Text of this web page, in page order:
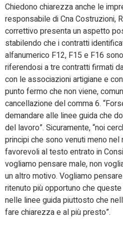
Chiedono chiarezza anche le
responsabile di Cna Costruzioni,
correttivo presenta un aspetto
stabilendo che i contratti
alfanumerico F12, F15 e F16
riferendosi a tre contratti firmati
con le associazioni artigiane e
punto fermo che non viene,
cancellazione del comma 6.
demandare alle linee guida che
del lavoro”. Sicuramente, “noi
principi che sono venuti meno
favorevoli al testo entrato in
vogliamo pensare male, non
un altro motivo. Vogliamo
ritenuto più opportuno che
nelle linee guida piuttosto che
fare chiarezza e al più presto”.